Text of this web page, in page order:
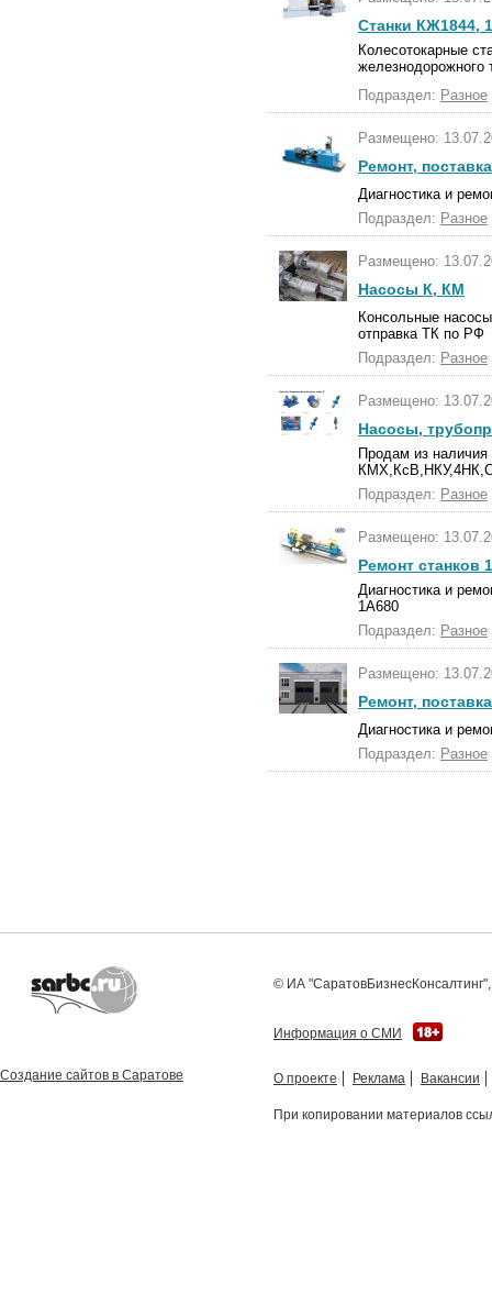
Станки КЖ1844,
Колесотокарные
железнодорожного
Подраздел: Разное
Размещено:
Ремонт,
Диагностика и
Подраздел: Разное
Размещено:
Насосы К, КМ
Консольные
отправка ТК по РФ
Подраздел: Разное
Размещено:
Насосы,
Продам из
Подраздел: Разное
Размещено:
Ремонт станков
Диагностика и
1А680
Подраздел: Разное
Размещено:
Ремонт,
Диагностика и
Подраздел: Разное
© ИА
Информация о СМИ
О проекте Реклама Вакансии
При копировании материалов
Создание сайтов в Саратове